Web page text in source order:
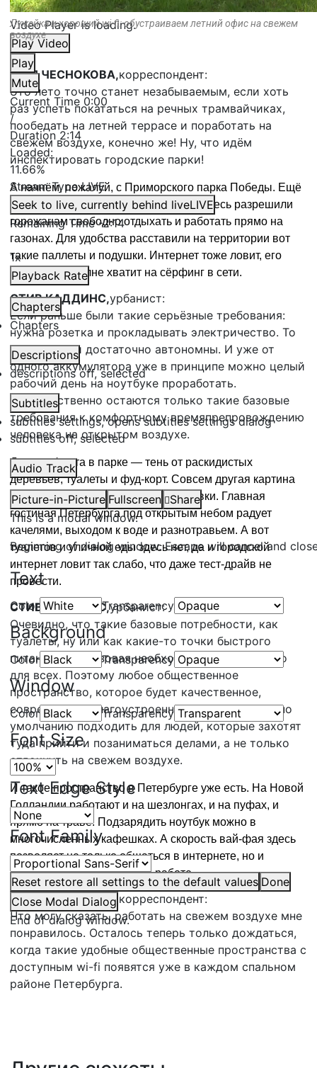
Video Player is loading.
Play Video
Play
Mute
Current Time 0:00
/
Duration 2:14
Loaded:
11.66%
Stream TypeLIVE
Seek to live, currently behind liveLIVE
Remaining Time-2:14
1x
Playback Rate
Chapters
Chapters
Descriptions
descriptions off, selected
Subtitles
subtitles settings, opens subtitles settings dialog
subtitles off, selected
Audio Track
Picture-in-Picture Fullscreen
Share
This is a modal window.
Beginning of dialog window. Escape will cancel and
Text
Color Transparency
Background
Color Transparency
Window
Color Transparency
Font Size
Text Edge Style
Font Family
Reset restore all settings to the default values Done
Close Modal Dialog
End of dialog window.
Лужайка и хороший wi-fi: обустраиваем летний офис на свежем
воздухе
ЮЛЯ ЧЕСНОКОВА,корреспондент:
Это лето точно станет незабываемым, если хоть
раз успеть покататься на речных трамвайчиках,
пообедать на летней террасе и поработать на
свежем воздухе, конечно же! Ну, что идём
инспектировать городские парки!
А начнём, пожалуй, с Приморского парка Победы. Ещё
до того, как это стало мейнстримом, здесь разрешили
горожанам свободно отдыхать и работать прямо на
газонах. Для удобства расставили на территории вот
такие паллеты и подушки. Интернет тоже ловит, его
мощности вполне хватит на сёрфинг в сети.
СТИВ КАДДИНС,урбанист:
Если раньше были такие серьёзные требования:
нужна розетка и прокладывать электричество. То
теперь люди достаточно автономны. И уже от
одного аккумулятора уже в принципе можно целый
рабочий день на ноутбуке проработать.
Соответственно остаются только такие базовые
требования к комфортному времяпрепровождению
человека на открытом воздухе.
Для комфорта в парке — тень от раскидистых
деревьев, туалеты и фуд-корт. Совсем другая картина
на обновлённой набережной Карповки. Главная
гостиная Петербурга под открытым небом радует
качелями, выходом к воде и разнотравьем. А вот
туалетов и уличной еды здесь нет, да и городской
интернет ловит так слабо, что даже тест-драйв не
провести.
СТИВ КАДДИНС,урбанист:
Очевидно, что такие базовые потребности, как
туалеты, ну или как какие-то точки быстрого
питания -это базовая необходимость абсолютно
для всех. Поэтому любое общественное
пространство, которое будет качественное,
современное, благоустроенное, оно уже будет по
умолчанию подходить для людей, которые захотят
туда прийти и позаниматься делами, а не только
отдохнуть на свежем воздухе.
И такое пространство в Петербурге уже есть. На Новой
Голландии работают и на шезлонгах, и на пуфах, и
прямо на траве. Подзарядить ноутбук можно в
многочисленных кафешках. А скорость вай-фая здесь
позволяет не только общаться в интернете, но и
обмениваться файлами по работе.
ЮЛЯ ЧЕСНОКОВА, корреспондент:
Что могу сказать, работать на свежем воздухе мне
понравилось. Осталось теперь только дождаться,
когда такие удобные общественные пространства с
доступным wi-fi появятся уже в каждом спальном
районе Петербурга.